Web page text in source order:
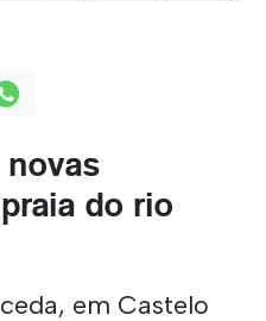
novas
do rio
em Castelo